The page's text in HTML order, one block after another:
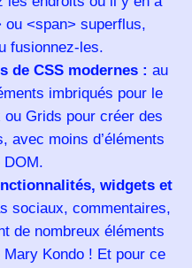
<span> superflus,
fusionnez-les.
de CSS modernes : au
imbriqués pour le
Grids pour créer des
avec moins d’éléments
DOM.
widgets et
sociaux, commentaires,
de nombreux éléments
Kondo ! Et pour ce